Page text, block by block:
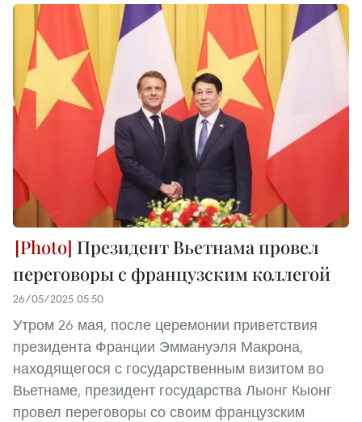
Президент Вьетнама провел
переговоры с французским коллегой
26/05/2025 05:50
Утром 26 мая, после церемонии приветствия
президента Франции Эммануэля Макрона,
находящегося с государственным визитом во
Вьетнаме, президент государства Лыонг Кыонг
провел переговоры со своим французским